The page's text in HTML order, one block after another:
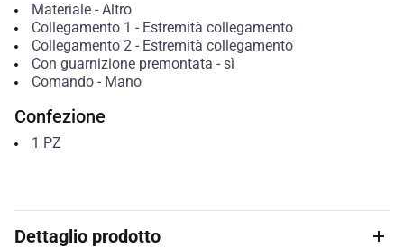
Materiale- Altro
Collegamento 1 - Estremità collegamento
Collegamento 2- Estremità collegamento
Con guarnizione premontata - sì
Comando- Mano
Confezione
1 PZ
Dettaglio prodotto